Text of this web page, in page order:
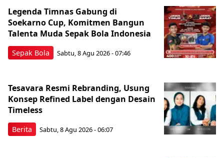
Sepak Bola
Legenda Timnas Gabung di
Soekarno Cup, Komitmen Bangun
Talenta Muda Sepak Bola Indonesia
Sabtu, 8 Agu 2026 - 07:46
Berita
Tesavara Resmi Rebranding, Usung
Konsep Refined Label dengan Desain
Timeless
Sabtu, 8 Agu 2026 - 06:07